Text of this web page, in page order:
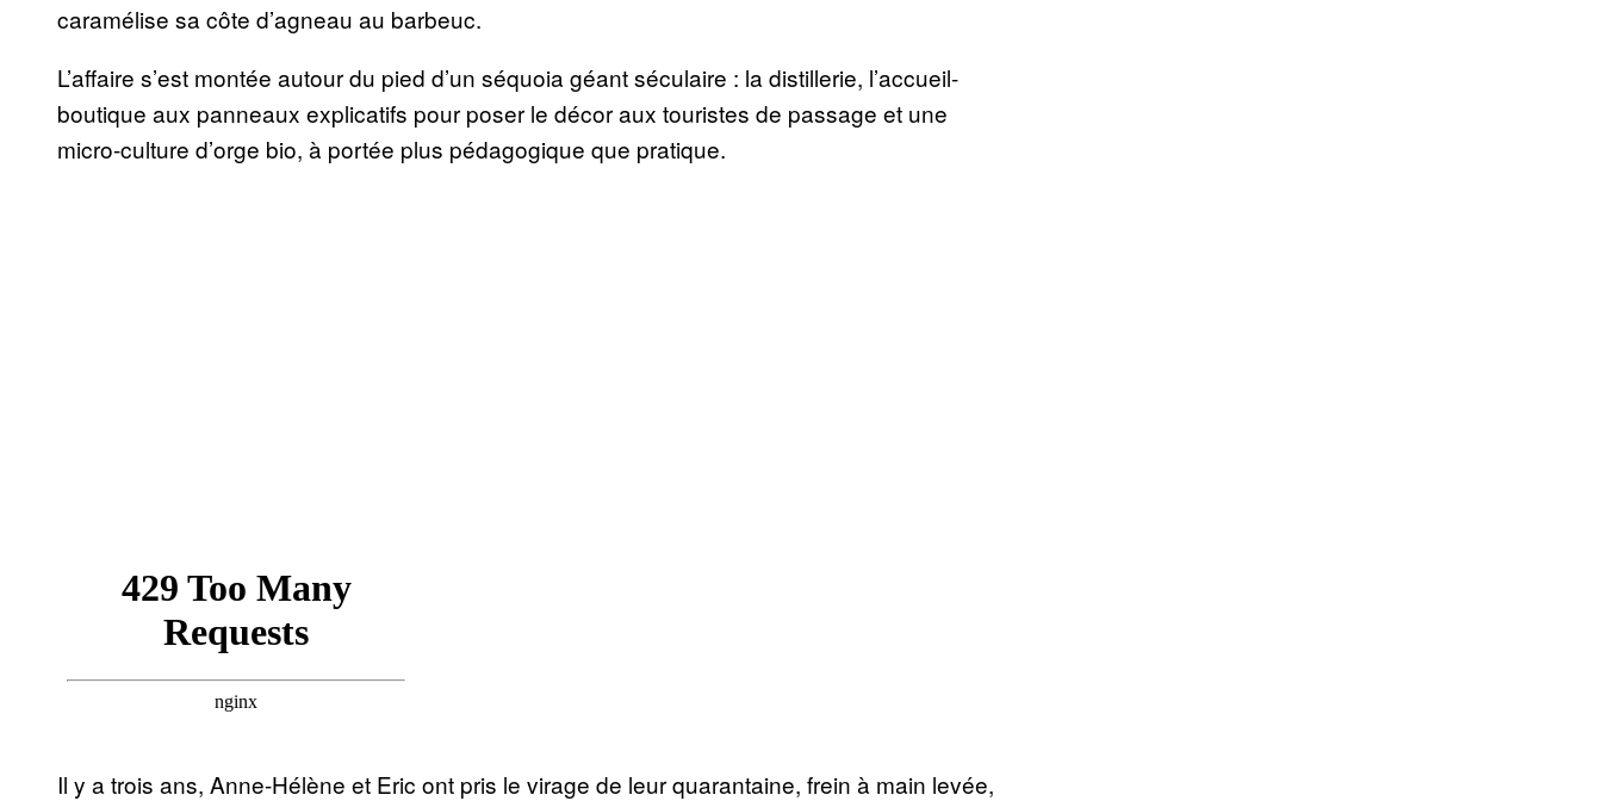
caramélise sa côte d’agneau au barbeuc.
L’affaire s’est montée autour du pied d’un séquoia géant séculaire : la distillerie, l’accueil-
boutique aux panneaux explicatifs pour poser le décor aux touristes de passage et une
micro-culture d’orge bio, à portée plus pédagogique que pratique.
Il y a trois ans, Anne-Hélène et Eric ont pris le virage de leur quarantaine, frein à main levée,